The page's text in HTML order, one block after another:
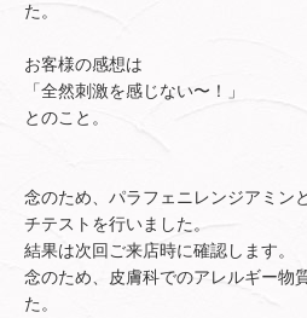
た。
お客様の感想は
「全然刺激を感じない〜！」
とのこと。
念のため、パラフェニレンジアミン
チテストを行いました。
結果は次回ご来店時に確認します。
念のため、皮膚科でのアレルギー物
た。